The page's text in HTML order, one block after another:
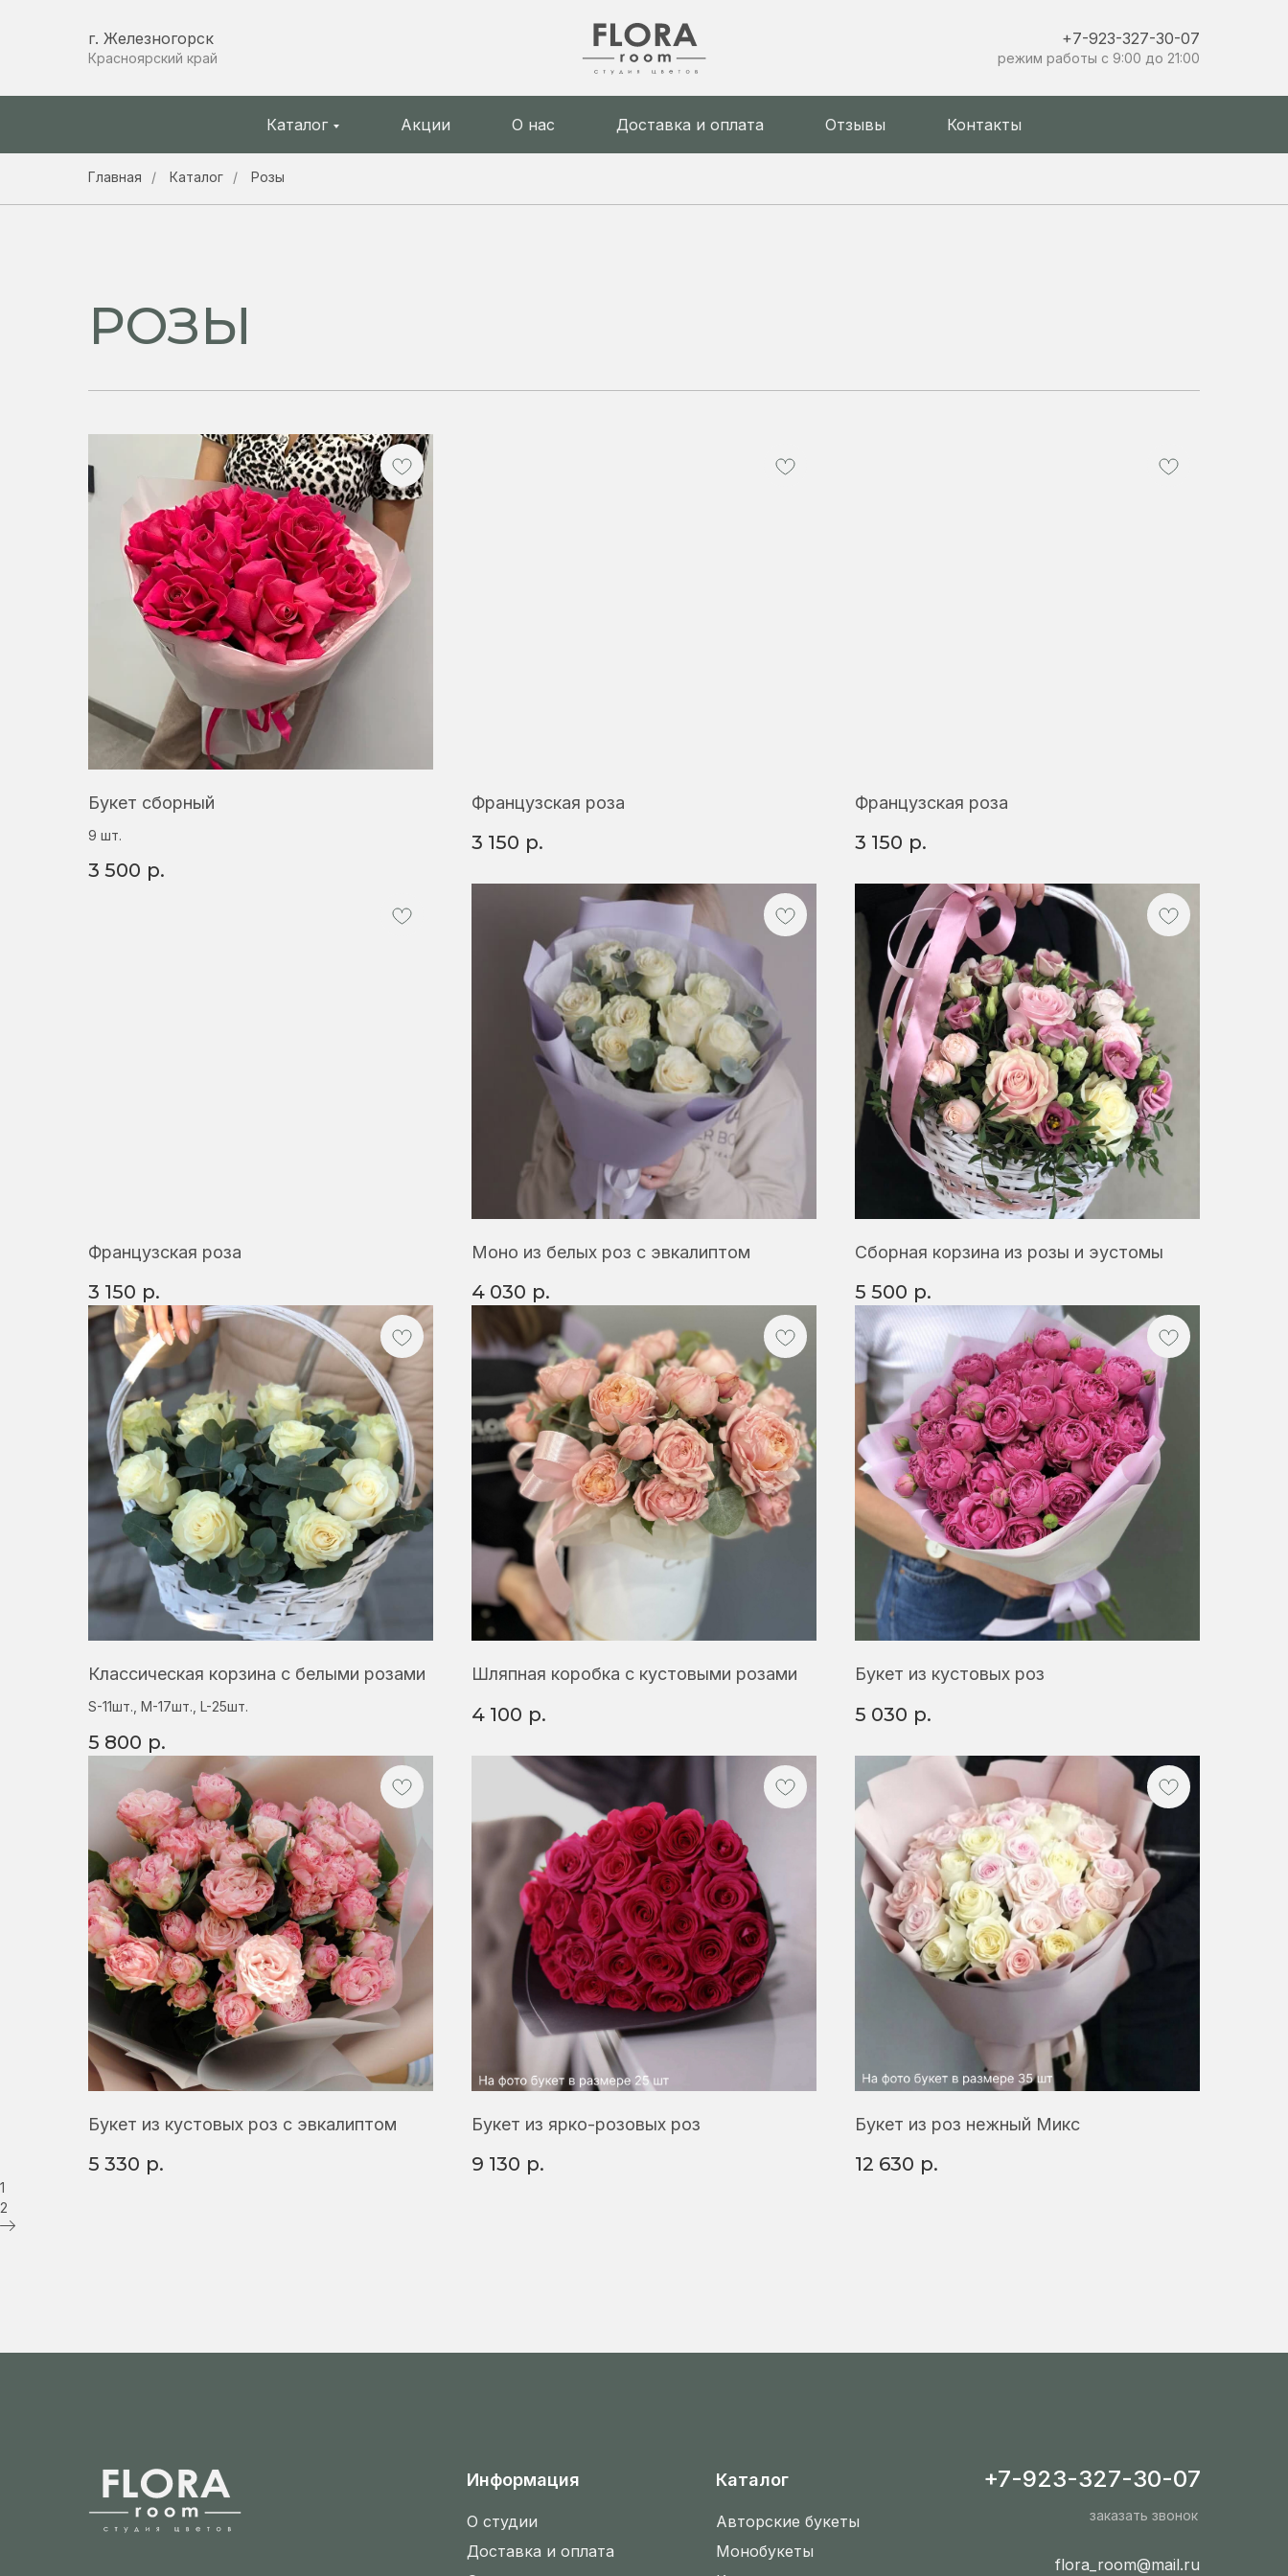
режим работы с 9:00 до 21:00
+7-923-327-30-07
Красноярский край
г. Железногорск
Каталог Акции О нас Доставка и оплата Отзывы Контакты
Главная / Каталог / Розы
РОЗЫ
Букет сборный
9 шт.
3 500 р.
Французская роза
3 150 р.
Французская роза
3 150 р.
Французская роза
3 150 р.
Моно из белых роз с эвкалиптом
4 030 р.
Сборная корзина из розы и эустомы
5 500 р.
Классическая корзина с белыми розами
S-11шт., M-17шт., L-25шт.
5 800 р.
Шляпная коробка с кустовыми розами
4 100 р.
Букет из кустовых роз
5 030 р.
Букет из кустовых роз с эвкалиптом
5 330 р.
Букет из ярко-розовых роз
9 130 р.
Букет из роз нежный Микс
12 630 р.
1
2
Авторские букеты
Монобукеты
Каталог +7-923-327-30-07
flora_room@mail.ru
Информация
заказать звонок
О студии
Доставка и оплата